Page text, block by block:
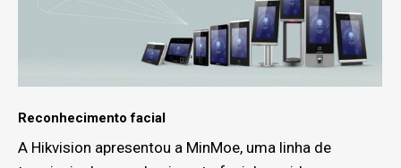
Reconhecimento facial
A Hikvision apresentou a MinMoe, uma linha de